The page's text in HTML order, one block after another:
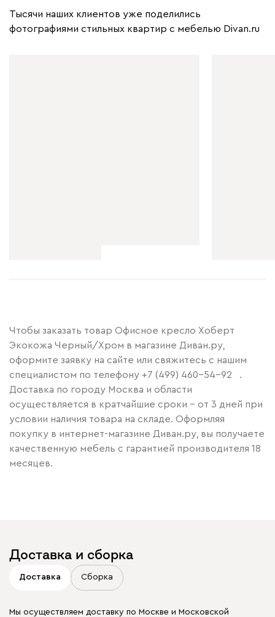
Тысячи наших клиентов уже поделились
фотографиями стильных квартир с мебелью Divan.ru
Чтобы заказать товар Офисное кресло Хоберт
Экокожа Черный/Хром в магазине Диван.ру,
оформите заявку на сайте или свяжитесь с нашим
специалистом по телефону +7 (499) 460-54-92
.
Доставка по городу Москва и области
осуществляется в кратчайшие сроки – от 3 дней при
условии наличия товара на складе. Оформляя
покупку в интернет-магазине Диван.ру, вы получаете
качественную мебель с гарантией производителя 18
месяцев.
Доставка и сборка
Доставка Сборка
Мы осуществляем доставку по Москве и Московской